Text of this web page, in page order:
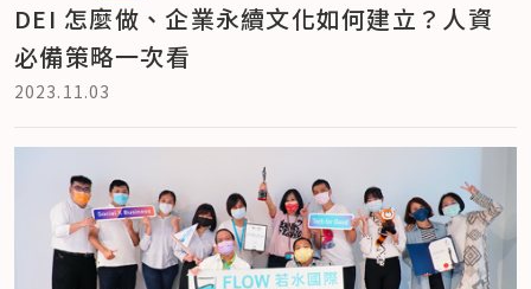
DEI 怎麼做、企業永續文化如何建立？人資
必備策略一次看
2023.11.03